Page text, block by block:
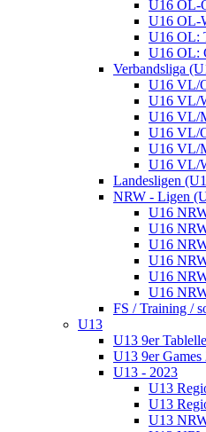
U16 OL-
U16 OL-
U16 OL:
U16 OL:
Verbandsliga
U16 VL/
U16 VL/
U16 VL/
U16 VL/
U16 VL/
U16 VL/
Landesligen
NRW - Ligen
U16
U16
U16
U16
U16
U16
FS / Training /
U13
U13 9er
U13 9er Games
U13 - 2023
U13
U13
U13